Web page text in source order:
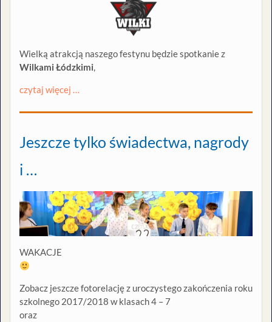
Wielką atrakcją naszego festynu będzie spotkanie z
Wilkami Łódzkimi,
czytaj więcej …
Jeszcze tylko świadectwa, nagrody
i …
WAKACJE
Zobacz jeszcze fotorelację z uroczystego zakończenia roku
szkolnego 2017/2018 w klasach 4 – 7
oraz